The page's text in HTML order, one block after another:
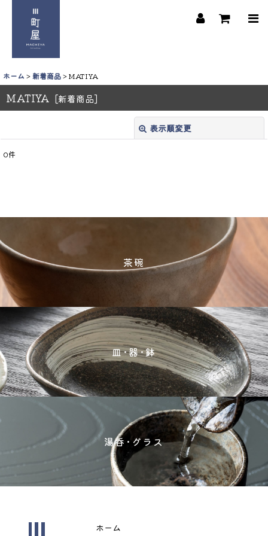
ホーム > 新着商品>MATIYA
MATIYA [新着商品]
表示順変更
並び順
0件
茶碗
皿･器･鉢
湯呑･グラス
ホーム